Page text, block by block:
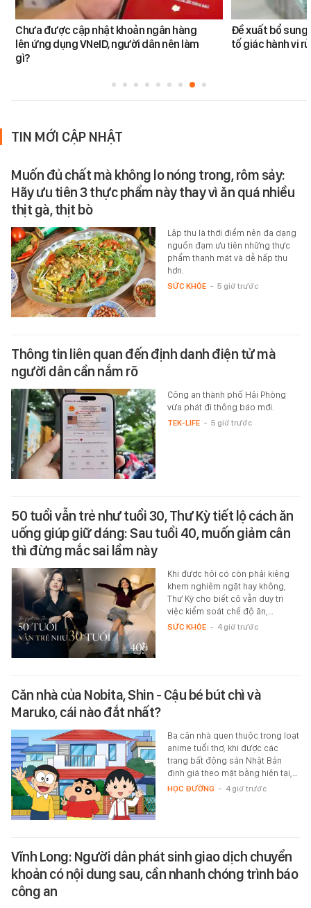
Chưa được cập nhật khoản ngân hàng
lên ứng dụng VNeID, người dân nên làm
gì?
Đề xuất bổ
tố giác hành vi
TIN MỚI CẬP NHẬT
Muốn đủ chất mà không lo nóng trong, rôm sảy:
Hãy ưu tiên 3 thực phẩm này thay vì ăn quá nhiều
thịt gà, thịt bò
Lập thu là thời điểm nên đa dạng
nguồn đạm ưu tiên những thực
phẩm thanh mát và dễ hấp thu
hơn.
SỨC KHỎE - 5 giờ trước
Thông tin liên quan đến định danh điện tử mà
người dân cần nắm rõ
Công an thành phố Hải Phòng
vừa phát đi thông báo mới.
TEK-LIFE - 5 giờ trước
50 tuổi vẫn trẻ như tuổi 30, Thư Kỳ tiết lộ cách ăn
uống giúp giữ dáng: Sau tuổi 40, muốn giảm cân
thì đừng mắc sai lầm này
Khi được hỏi có còn phải kiêng
khem nghiêm ngặt hay không,
Thư Kỳ cho biết cô vẫn duy trì
việc kiểm soát chế độ ăn,…
SỨC KHỎE - 4 giờ trước
Căn nhà của Nobita, Shin - Cậu bé bút chì và
Maruko, cái nào đắt nhất?
Ba căn nhà quen thuộc trong loạt
anime tuổi thơ, khi được các
trang bất động sản Nhật Bản
định giá theo mặt bằng hiện tại,…
HỌC ĐƯỜNG - 4 giờ trước
Vĩnh Long: Người dân phát sinh giao dịch chuyển
khoản có nội dung sau, cần nhanh chóng trình báo
công an